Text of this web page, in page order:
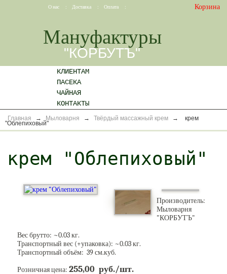
О нас : Доставка : Оплата : Корзина
Мануфактуры
"КОРБУТЪ"
КЛИЕНТАМ
ПАСЕКА
ЧАЙНАЯ
КОНТАКТЫ
Главная → Мыловарня → Твёрдый массажный крем → крем
"Облепиховый"
крем "Облепиховый"
Производитель:
Мыловарня
"КОРБУТЪ"
Вес брутто: ~0.03кг.
Транспортный вес (+упаковка): ~0.03кг.
Транспортный объём: 39 см.куб.
Розничная цена: 255,00 руб./шт.